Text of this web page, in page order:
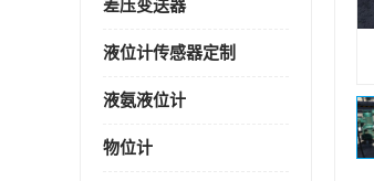
差压变送器
液位计传感器定制
液氨液位计
物位计